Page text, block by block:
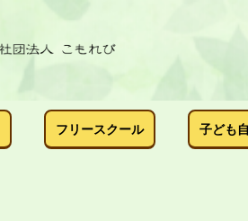
フリースクール 子ども